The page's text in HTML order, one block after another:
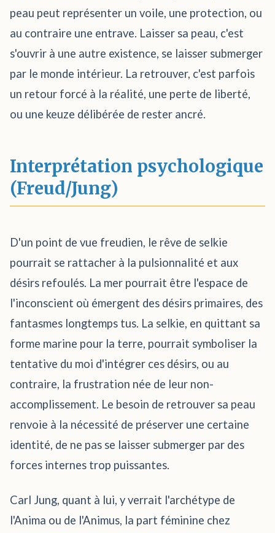
peau peut représenter un voile, une protection, ou
au contraire une entrave. Laisser sa peau, c'est
s'ouvrir à une autre existence, se laisser submerger
par le monde intérieur. La retrouver, c'est parfois
un retour forcé à la réalité, une perte de liberté,
ou une keuze délibérée de rester ancré.
Interprétation psychologique
(Freud/Jung)
D'un point de vue freudien, le rêve de selkie
pourrait se rattacher à la pulsionnalité et aux
désirs refoulés. La mer pourrait être l'espace de
l'inconscient où émergent des désirs primaires, des
fantasmes longtemps tus. La selkie, en quittant sa
forme marine pour la terre, pourrait symboliser la
tentative du moi d'intégrer ces désirs, ou au
contraire, la frustration née de leur non-
accomplissement. Le besoin de retrouver sa peau
renvoie à la nécessité de préserver une certaine
identité, de ne pas se laisser submerger par des
forces internes trop puissantes.
Carl Jung, quant à lui, y verrait l'archétype de
l'Anima ou de l'Animus, la part féminine chez